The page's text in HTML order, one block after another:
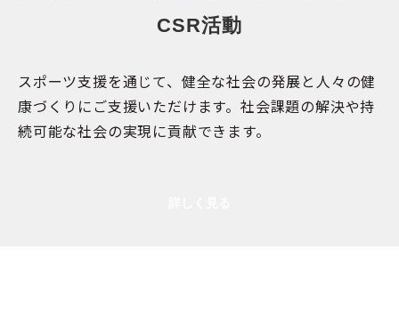
CSR活動
スポーツ支援を通じて、健全な社会の発展と人々の健
康づくりにご支援いただけます。社会課題の解決や持
続可能な社会の実現に貢献できます。